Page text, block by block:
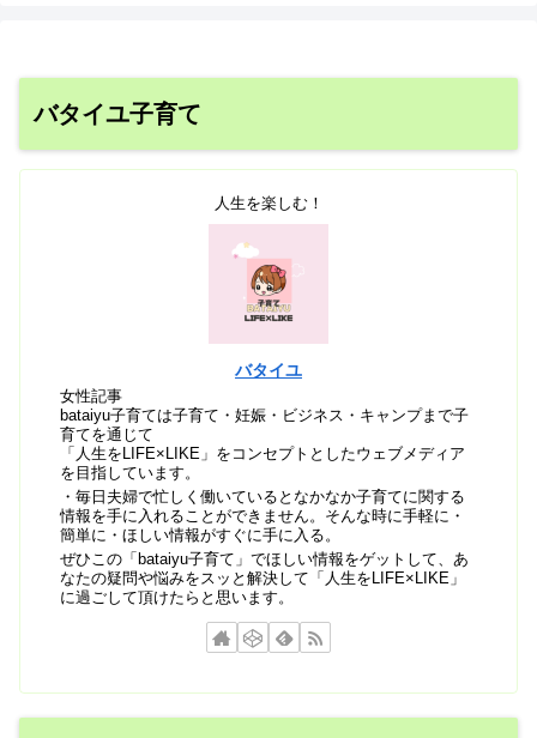
バタイユ子育て
人生を楽しむ！
バタイユ
女性記事
bataiyu子育ては子育て・妊娠・ビジネス・キャンプまで子
育てを通じて
「人生をLIFE×LIKE」をコンセプトとしたウェブメディア
を目指しています。
・毎日夫婦で忙しく働いているとなかなか子育てに関する
情報を手に入れることができません。そんな時に手軽に・
簡単に・ほしい情報がすぐに手に入る。
ぜひこの「bataiyu子育て」でほしい情報をゲットして、あ
なたの疑問や悩みをスッと解決して「人生をLIFE×LIKE」
に過ごして頂けたらと思います。